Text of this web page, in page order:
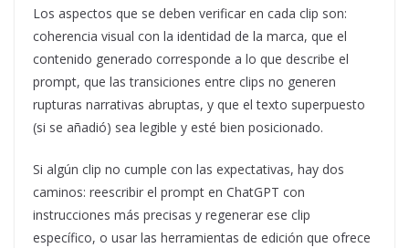
Los aspectos que se deben verificar en cada clip son:
coherencia visual con la identidad de la marca, que el
contenido generado corresponde a lo que describe el
prompt, que las transiciones entre clips no generen
rupturas narrativas abruptas, y que el texto superpuesto
(si se añadió) sea legible y esté bien posicionado.
Si algún clip no cumple con las expectativas, hay dos
caminos: reescribir el prompt en ChatGPT con
instrucciones más precisas y regenerar ese clip
específico, o usar las herramientas de edición que ofrece